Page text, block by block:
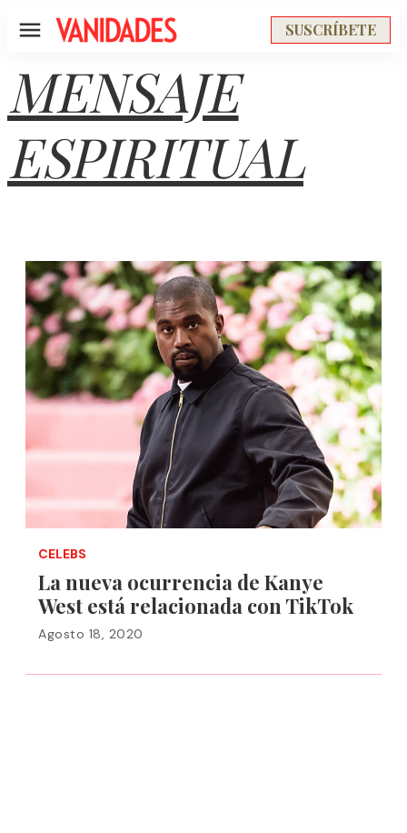
Menú SUSCRÍBETE
MENSAJE
ESPIRITUAL
CELEBS
La nueva ocurrencia de Kanye
West está relacionada con TikTok
Agosto 18, 2020